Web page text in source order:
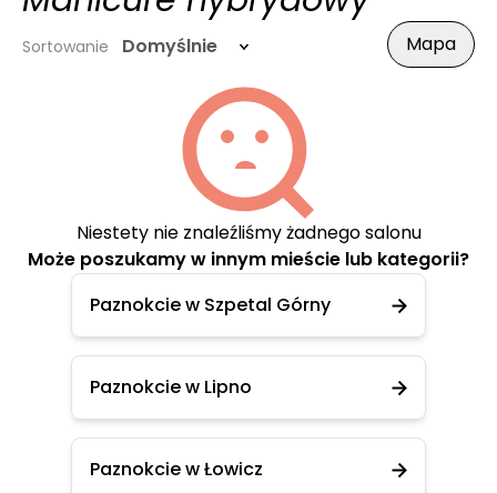
Sortowanie Domyślnie Mapa
Niestety nie znaleźliśmy żadnego salonu
Może poszukamy w innym mieście lub kategorii?
Paznokcie w Szpetal Górny
Paznokcie w Lipno
Paznokcie w Łowicz